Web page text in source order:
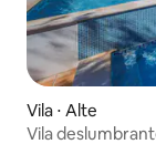
Vila ⋅ Alte
Vila